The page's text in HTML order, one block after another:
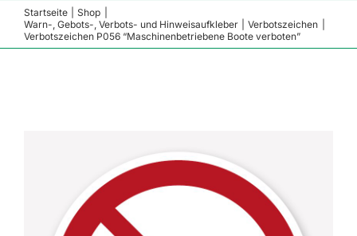
Startseite
Shop
Warn-, Gebots-, Verbots- und Hinweisaufkleber
Verbotszeichen
Verbotszeichen P056 “Maschinenbetriebene Boote verboten”